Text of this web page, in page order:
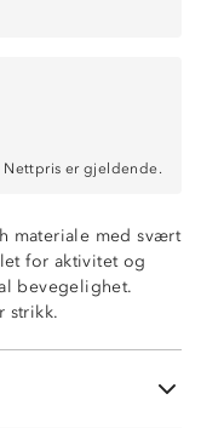
Nettpris er gjeldende.
materiale med svært
for aktivitet og
bevegelighet.
strikk.